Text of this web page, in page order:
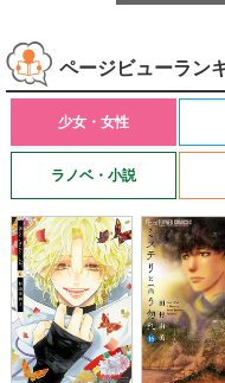
ページビューラン
少女・女性
ラノベ・小説